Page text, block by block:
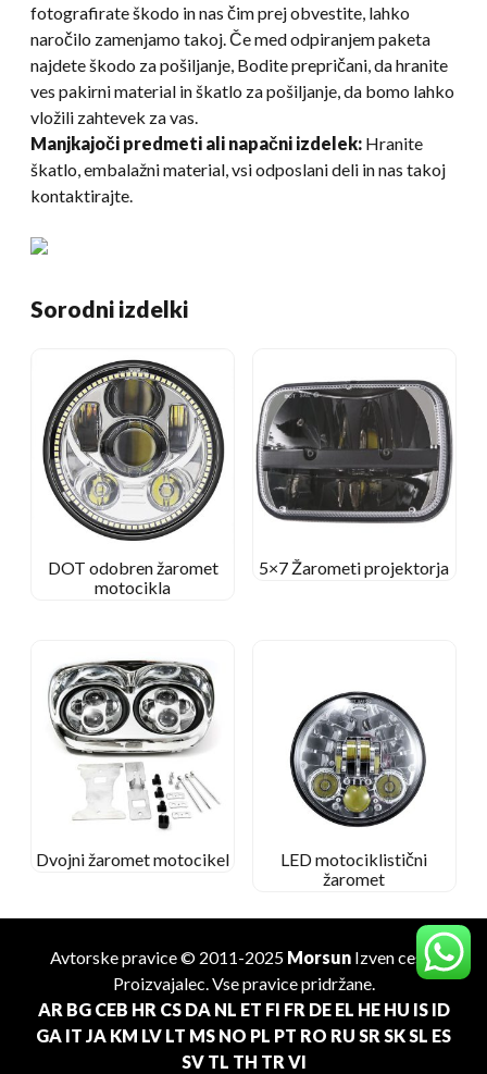
fotografirate škodo in nas čim prej obvestite, lahko
naročilo zamenjamo takoj. Če med odpiranjem paketa
najdete škodo za pošiljanje, Bodite prepričani, da hranite
ves pakirni material in škatlo za pošiljanje, da bomo lahko
vložili zahtevek za vas.
Manjkajoči predmeti ali napačni izdelek: Hranite
škatlo, embalažni material, vsi odposlani deli in nas takoj
kontaktirajte.
Sorodni izdelki
DOT odobren žaromet
motocikla
5×7 Žarometi projektorja
Dvojni žaromet motocikel
LED motociklistični
žaromet
Avtorske pravice © 2011-2025 MorsunIzven ceste
Proizvajalec. Vse pravice pridržane.
AR BG CEB HR CS DA NL ET FI FR DE EL HE HU IS ID
GA IT JA KM LV LT MS NO PL PT RO RU SR SKSL ES
SV TL TH TR VI